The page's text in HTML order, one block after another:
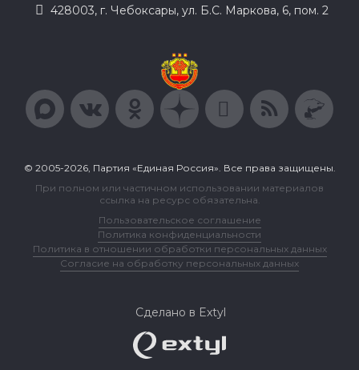
428003, г. Чебоксары, ул. Б.С. Маркова, 6, пом. 2
© 2005-2026, Партия «Единая Россия». Все права защищены.
При полном или частичном использовании материалов
ссылка на ресурс обязательна.
Пользовательское соглашение
Политика конфиденциальности
Политика в отношении обработки персональных данных
Согласие на обработку персональных данных
Сделано в Extyl